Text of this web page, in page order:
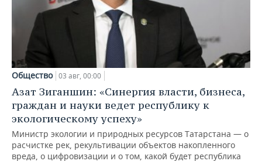
Общество 03 авг, 00:00
Азат Зиганшин: «Синергия власти, бизнеса,
граждан и науки ведет республику к
экологическому успеху»
Министр экологии и природных ресурсов Татарстана — о
расчистке рек, рекультивации объектов накопленного
вреда, о цифровизации и о том, какой будет республика